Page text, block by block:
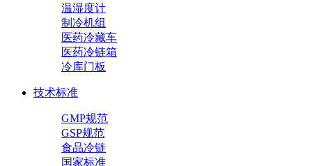
温湿度计
制冷机组
医药冷藏车
医药冷链箱
冷库门板
技术标准
GMP规范
GSP规范
食品冷链
国家标准